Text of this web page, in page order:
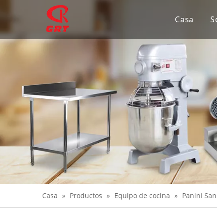
Casa
Casa » Productos » Equipo de cocina » Panini